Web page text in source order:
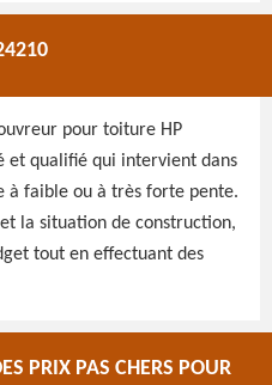
pour toiture HP
et qualifié qui intervient dans
à faible ou à très forte pente.
la situation de construction,
tout en effectuant des
PRIX PAS CHERS POUR